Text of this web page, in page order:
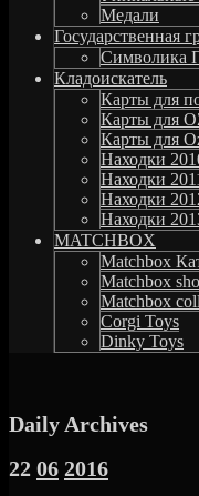
Медали
Государственная
Символика
Кладоискатель
Карты для
Карты для
Карты для
Находки
Находки
Находки
Находки
MATCHBOX
Matchbox
Matchbox
Matchbox
Corgi Toys
Dinky Toys
Daily Archives
22 06 2016